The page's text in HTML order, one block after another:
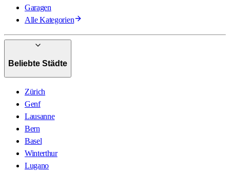
Garagen
Alle Kategorien
Beliebte Städte
Zürich
Genf
Lausanne
Bern
Basel
Winterthur
Lugano